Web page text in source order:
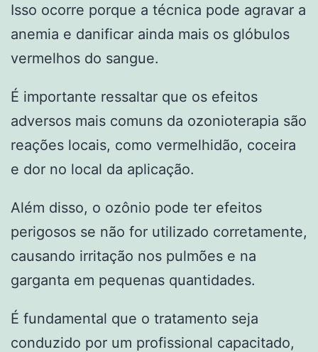
Isso ocorre porque a técnica pode agravar a
anemia e danificar ainda mais os glóbulos
vermelhos do sangue.
É importante ressaltar que os efeitos
adversos mais comuns da ozonioterapia são
reações locais, como vermelhidão, coceira
e dor no local da aplicação.
Além disso, o ozônio pode ter efeitos
perigosos se não for utilizado corretamente,
causando irritação nos pulmões e na
garganta em pequenas quantidades.
É fundamental que o tratamento seja
conduzido por um profissional capacitado,